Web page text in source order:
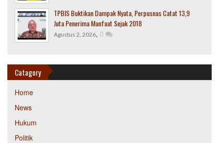
TPBIS Buktikan Dampak Nyata, Perpusnas Catat 13,9
Juta Penerima Manfaat Sejak 2018
Agustus 2, 2026, 0
Catagory
Home
News
Hukum
Politik